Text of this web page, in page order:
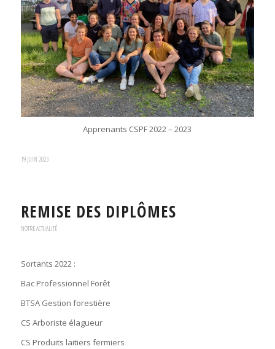
Apprenants CSPF 2022 – 2023
19 JUIN 2023
REMISE DES DIPLÔMES
NOTRE ACTUALITÉ
Sortants 2022 :
Bac Professionnel Forêt
BTSA Gestion forestière
CS Arboriste élagueur
CS Produits laitiers fermiers